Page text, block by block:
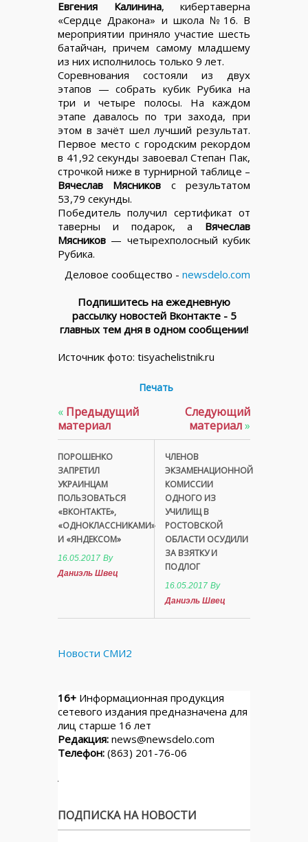
Евгения Калинина, кибертаверна
«Сердце Дракона» и школа №16. В
мероприятии приняло участие шесть
батайчан, причем самому младшему
из них исполнилось только 9 лет.
Соревнования состояли из двух
этапов — собрать кубик Рубика на
три и четыре полосы. На каждом
этапе давалось по три захода, при
этом в зачёт шел лучший результат.
Первое место с городским рекордом
в 41,92 секунды завоевал Степан Пак,
строчкой ниже в турнирной таблице –
Вячеслав Мясников с результатом
53,79 секунды.
Победитель получил сертификат от
таверны и подарок, а Вячеслав
Мясников — четырехполосный кубик
Рубика.
Деловое сообщество - newsdelo.com
Подпишитесь на ежедневную
рассылку новостей Вконтакте - 5
главных тем дня в одном сообщении!
Источник фото: tisyachelistnik.ru
Печать
« Предыдущий
материал
ПОРОШЕНКО
ЗАПРЕТИЛ
УКРАИНЦАМ
ПОЛЬЗОВАТЬСЯ
«ВКОНТАКТЕ»,
«ОДНОКЛАССНИКАМИ»
И «ЯНДЕКСОМ»
16.05.2017 By
Даниэль Швец
Следующий
материал»
ЧЛЕНОВ
ЭКЗАМЕНАЦИОННОЙ
КОМИССИИ
ОДНОГО ИЗ
УЧИЛИЩ В
РОСТОВСКОЙ
ОБЛАСТИ ОСУДИЛИ
ЗА ВЗЯТКУ И
ПОДЛОГ
16.05.2017 By
Даниэль Швец
Новости СМИ2
16+ Информационная продукция
сетевого издания предназначена для
лиц старше 16 лет
Редакция: news@newsdelo.com
Телефон: (863) 201-76-06
ПОДПИСКА НА НОВОСТИ